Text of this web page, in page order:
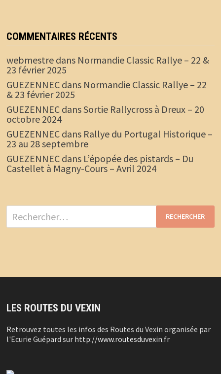
COMMENTAIRES RÉCENTS
webmestredans Normandie Classic Rallye – 22 &
23 février 2025
GUEZENNECdans Normandie Classic Rallye – 22
& 23 février 2025
GUEZENNECdansSortie Rallycross à Dreux – 20
octobre 2024
GUEZENNECdans Rallye du Portugal Historique –
23 au 28 septembre
GUEZENNECdans L’épopée des pistards – Du
Castellet à Magny-Cours – Avril 2024
Rechercher :
LES ROUTES DU VEXIN
Retrouvez toutes les infos des Routes du Vexin organisée par
l'Ecurie Guépard sur http://www.routesduvexin.fr